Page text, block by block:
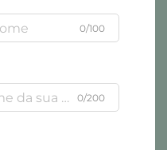
0/100
0/200